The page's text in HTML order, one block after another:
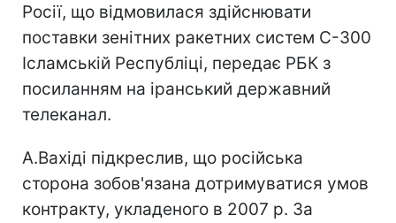
Росії, що відмовилася здійснювати
поставки зенітних ракетних систем С-300
Ісламській Республіці, передає РБК з
посиланням на іранський державний
телеканал.
А.Вахіді підкреслив, що російська
сторона зобов'язана дотримуватися умов
контракту, укладеного в 2007 р. За